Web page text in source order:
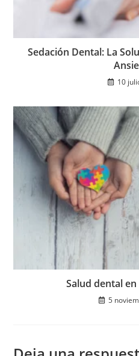
Sedación Dental: La
10
Salud dental
5